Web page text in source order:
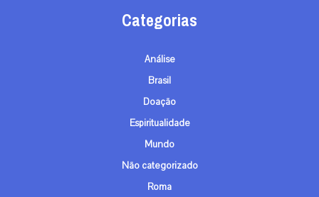
Categorias
Análise
Brasil
Doação
Espiritualidade
Mundo
Não categorizado
Roma